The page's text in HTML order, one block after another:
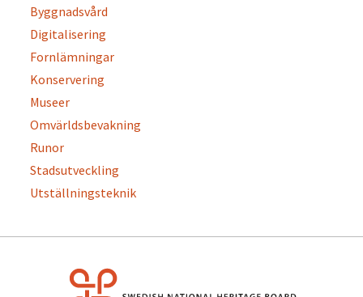
Byggnadsvård
Digitalisering
Fornlämningar
Konservering
Museer
Omvärldsbevakning
Runor
Stadsutveckling
Utställningsteknik